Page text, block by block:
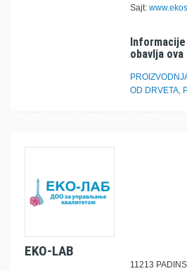
Sajt:
obavlja
OD DRVETA,
EKO-LAB
11213